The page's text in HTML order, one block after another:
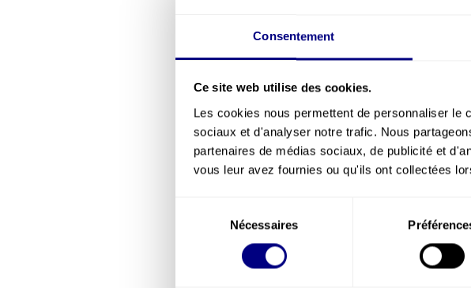
Consentement
Ce site web utilise des cookies.
Les cookies nous permettent de personnaliser le
sociaux et d'analyser notre trafic. Nous
partenaires de médias sociaux, de publicité et
vous leur avez fournies ou qu'ils ont collectées
consentement
Nécessaires
Procedimientos que nunca se
vigilancia ligada a la fatiga o a la
Una accidentalidad analizada en
¿Quiere saber si su organización
diagnóstico de campo
que
antigüedad.
El enfoque de C2D:
prevención a partir del
perfectamente vigilante.